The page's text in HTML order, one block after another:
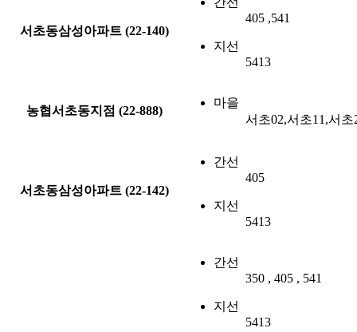
서초동삼성아파트 (22-140)
405 ,541
지선
5413
농협서초동지점 (22-888)
마을
서초02,서초11,서초
서초동삼성아파트 (22-142)
간선
405
지선
5413
간선
350 , 405 , 541
지선
5413